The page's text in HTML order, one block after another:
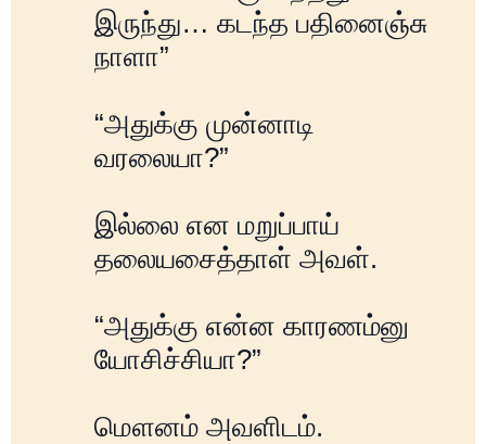
இருந்து… கடந்த பதினைஞ்சு
நாளா”
“அதுக்கு முன்னாடி
வரலையா?”
இல்லை என மறுப்பாய்
தலையசைத்தாள் அவள்.
“அதுக்கு என்ன காரணம்னு
யோசிச்சியா?”
மௌனம் அவளிடம்.